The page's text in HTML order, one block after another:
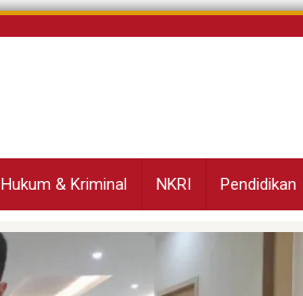
Hukum & Kriminal NKRI Pendidikan